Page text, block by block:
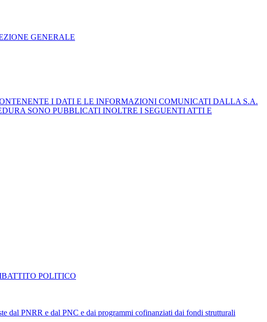
GENERALE
I DATI E LE INFORMAZIONI COMUNICATI DALLA S.A.
SONO PUBBLICATI INOLTRE I SEGUENTI ATTI E
POLITICO
dal PNRR e dal PNC e dai programmi cofinanziati dai fondi strutturali